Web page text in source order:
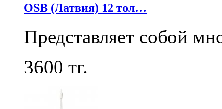
OSB (Латвия) 12 тол…
Представляет собой
3600 тг.